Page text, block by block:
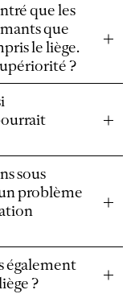
que les
que
le liège.
?
sous
problème
également
?